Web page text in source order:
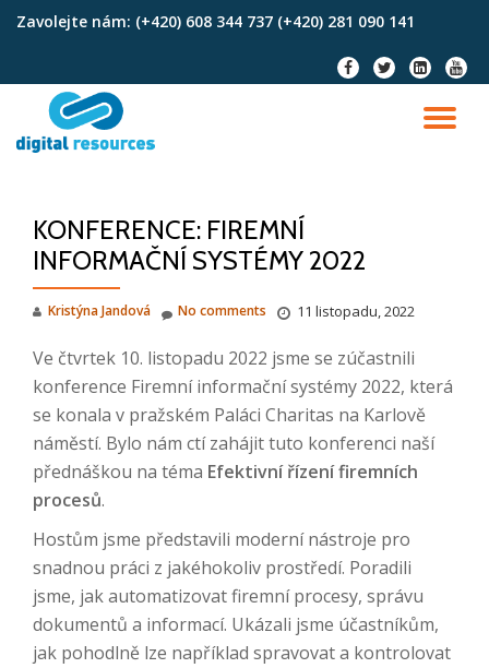
Zavolejte nám: (+420) 608 344 737 (+420) 281 090 141
fa-
facebook
fa-
twitter
fa-
linkedin-
square
fa-
KONFERENCE: FIREMNÍ
INFORMAČNÍ SYSTÉMY 2022
Kristýna Jandová 11 listopadu, 2022
No comments
Ve čtvrtek 10. listopadu 2022 jsme se zúčastnili
konference Firemní informační systémy 2022, která
se konala v pražském Paláci Charitas na Karlově
náměstí. Bylo nám ctí zahájit tuto konferenci naší
přednáškou na téma Efektivní řízení firemních
procesů.
Hostům jsme představili moderní nástroje pro
snadnou práci z jakéhokoliv prostředí. Poradili
jsme, jak automatizovat firemní procesy, správu
dokumentů a informací. Ukázali jsme účastníkům,
jak pohodlně lze například spravovat a kontrolovat